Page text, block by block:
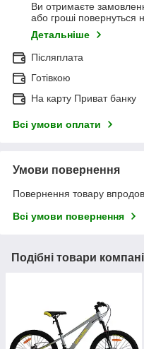
Ви отримаєте
або гроші повернуться
Детальніше
Післяплата
Готівкою
На карту Приват банку
Всі умови оплати
Умови повернення
Повернення товару
Всі умови повернення
Подібні товари